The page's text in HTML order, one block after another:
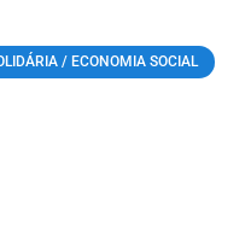
/ ECONOMIA SOCIAL